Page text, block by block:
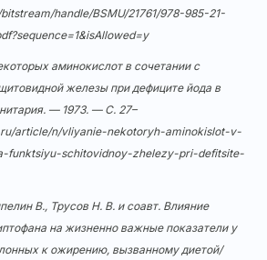
handle/BSMU/21761/978-985-21-
аминокислот в сочетании с
железы при дефиците йода в
— 1973. — С. 27–
article/n/vliyanie-nekotoryh-aminokislot-v-
funktsiyu-schitovidnoy-zhelezy-pri-defitsite-
В., Трусов Н. В. и соавт. Влияние
на жизненно важные показатели у
к ожирению, вызванному диетой/